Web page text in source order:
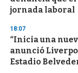
jornada laboral
18:07
“Inicia una
anunció
Estadio